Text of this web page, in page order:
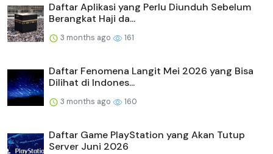
Daftar Aplikasi yang Perlu Diunduh Sebelum
Berangkat Haji da...
3 months ago 161
Daftar Fenomena Langit Mei 2026 yang Bisa
Dilihat di Indones...
3 months ago 160
Daftar Game PlayStation yang Akan Tutup
Server Juni 2026